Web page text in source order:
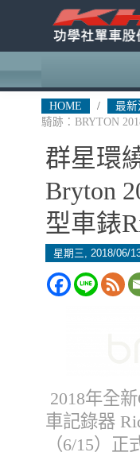
HOME / 最新
騎跡：BRYTON
群星環
Bryton
型車錶
星期三, 2018/06/
2018年全
車記錄器
（6/15）正